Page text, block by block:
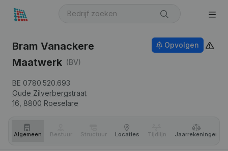
Bram Vanackere
Maatwerk (BV)
BE 0780.520.693
Oude Zilverbergstraat
16, 8800 Roeselare
Opvolgen
Algemeen Bestuur Structuur Locaties Tijdlijn Jaar­rekeningen